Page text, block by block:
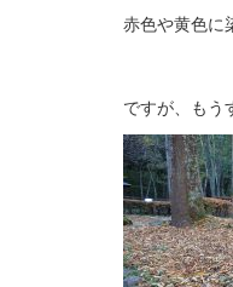
赤色や黄色に
ですが、もう